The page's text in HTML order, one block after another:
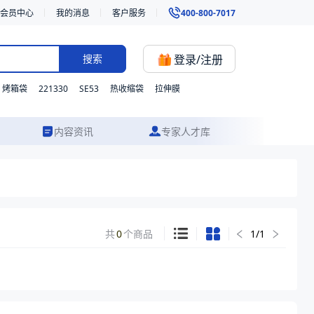
会员中心 我的消息 客户服务 400-800-7017
搜索 登录/注册
烤箱袋 221330 SE53 热收缩袋 拉伸膜
内容资讯 专家人才库
共0个商品 1/1